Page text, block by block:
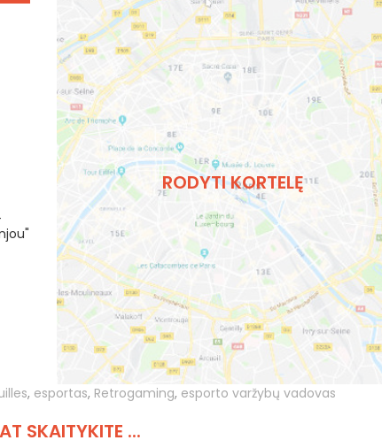
RODYTI KORTELĘ
, esportas, Retrogaming, esporto varžybų vadovas
SKAITYKITE ...